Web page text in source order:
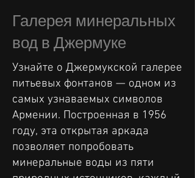
Галерея минеральных
вод в Джермуке
Узнайте о Джермукской галерее
питьевых фонтанов — одном из
самых узнаваемых символов
Армении. Построенная в 1956
году, эта открытая аркада
позволяет попробовать
минеральные воды из пяти